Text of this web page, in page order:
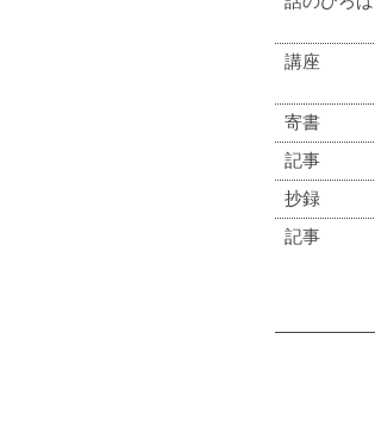
講座
寄書
記事
抄録
記事